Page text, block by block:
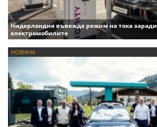
Нидерландия въвежда режим на тока заради
електромобилите
НОВИНИ